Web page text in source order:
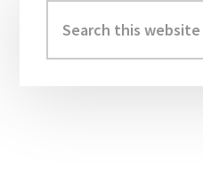
Sidebar
this
website